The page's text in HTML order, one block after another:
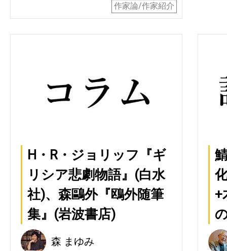
作家論/作家紹介
H・R・ジョリッフ『ギ
リシア悲劇物語』(白水
社)、森鷗外『鴎外随筆
集』(岩波書店)
森 まゆみ
+